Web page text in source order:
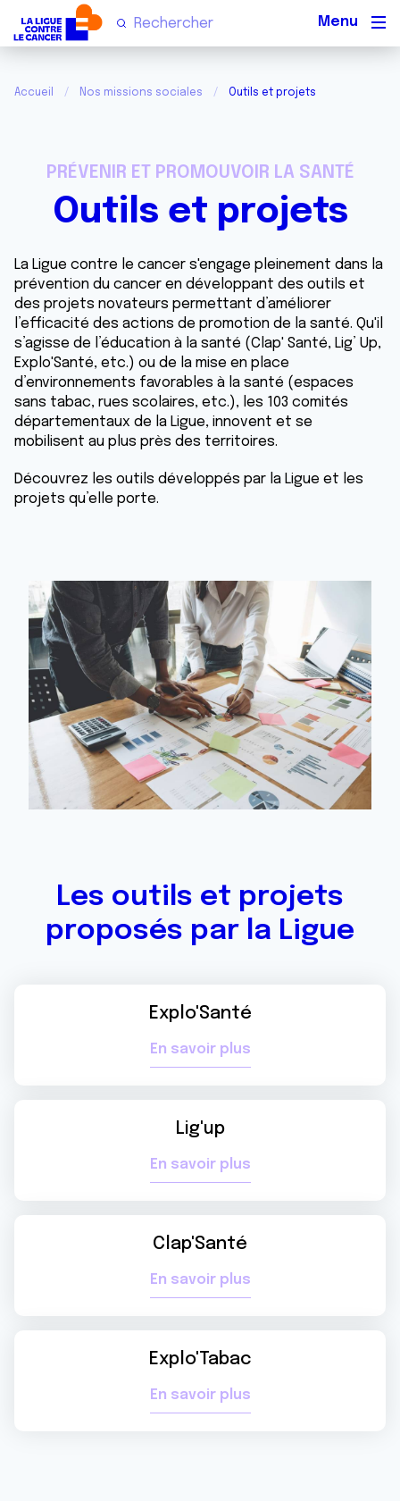
Accueil Nos missions sociales Outils et projets
PRÉVENIR ET PROMOUVOIR LA SANTÉ
Outils et projets
La Ligue contre le cancer s'engage pleinement dans la
prévention du cancer en développant des outils et
des projets novateurs permettant d’améliorer
l’efficacité des actions de promotion de la santé. Qu'il
s’agisse de l’éducation à la santé (Clap' Santé, Lig’ Up,
Explo'Santé, etc.) ou de la mise en place
d’environnements favorables à la santé (espaces
sans tabac, rues scolaires, etc.), les 103 comités
départementaux de la Ligue, innovent et se
mobilisent au plus près des territoires.
Découvrez les outils développés par la Ligue et les
projets qu’elle porte.
Les outils et projets
proposés par la Ligue
Explo'Santé
En savoir plus
Lig'up
En savoir plus
Clap'Santé
En savoir plus
Explo'Tabac
En savoir plus